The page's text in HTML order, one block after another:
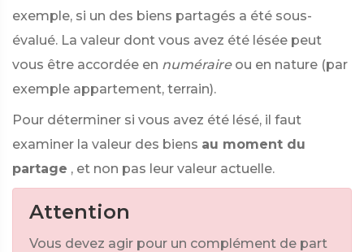
exemple, si un des biens partagés a été sous-
évalué. La valeur dont vous avez été lésée peut
vous être accordée en numéraire ou en nature (par
exemple appartement, terrain).
Pour déterminer si vous avez été lésé, il faut
examiner la valeur des biens au moment du
partage , et non pas leur valeur actuelle.
Attention
Vous devez agir pour un complément de part